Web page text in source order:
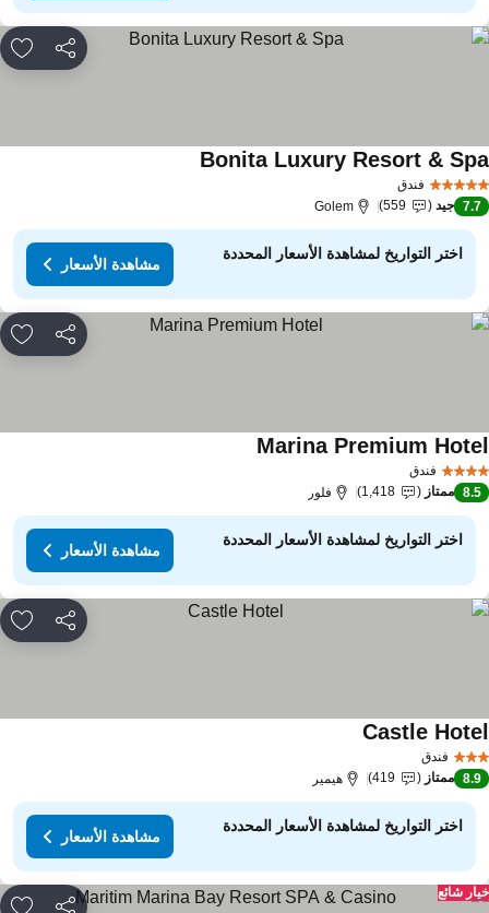
مشاركة
فندق
Bonita Luxury Resort &
7.7 جيد 559
Golem
اختر التواريخ لمشاهدة الأسعار المحددة
مشاهدة الأسعار
مشاركة
فندق
Marina Premium
8.5 ممتاز 1,418 فلور
اختر التواريخ لمشاهدة الأسعار المحددة
مشاهدة الأسعار
مشاركة
فندق
Castle
8.9 ممتاز 419 هيمير
اختر التواريخ لمشاهدة الأسعار المحددة
مشاهدة الأسعار
شائع